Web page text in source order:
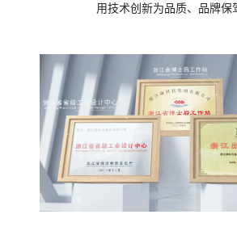
用技术创新为品质、品牌保